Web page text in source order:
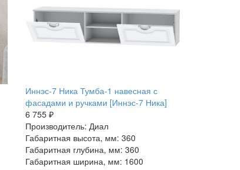
Иннэс-7 Ника Тумба-1 навесная с
фасадами и ручками [Иннэс-7 Ника]
6 755 ₽
Производитель: Диал
Габаритная высота, мм: 360
Габаритная глубина, мм: 360
Габаритная ширина, мм: 1600